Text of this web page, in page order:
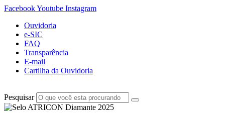
FacebookYoutube Instagram
Ouvidoria
e-SIC
FAQ
Transparência
E-mail
Cartilha da Ouvidoria
Pesquisar